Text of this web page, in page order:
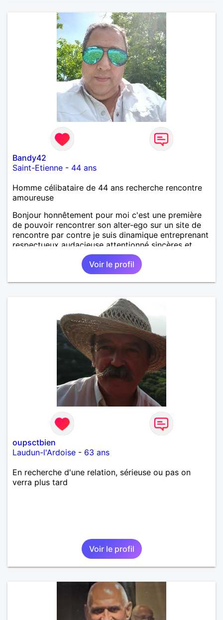
Bandy42
Saint-Etienne - 44 ans
Homme célibataire de 44 ans recherche rencontre
amoureuse
Bonjour honnêtement pour moi c'est une première
de pouvoir rencontrer son alter-ego sur un site de
rencontre par contre je suis dinamique entreprenant
respectueux audacieuse attentionné sincères et
expressif et j' aime surtout les câlins et à les
partager avec humour et amour bisous à+ à bientôt
Voir le profil
oupsctbien
Laudun-l'Ardoise - 63 ans
En recherche d'une relation, sérieuse ou pas on
verra plus tard
Voir le profil